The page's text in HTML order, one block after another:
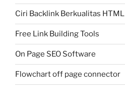
Ciri Backlink Berkualitas HTML
Free Link Building Tools
On Page SEO Software
Flowchart off page connector